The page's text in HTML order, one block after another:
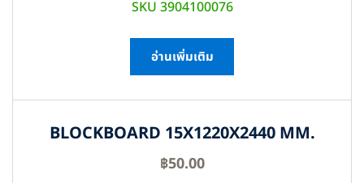
SKU 3904100076
อ่านเพิ่มเติม
BLOCKBOARD 15X1220X2440 MM.
฿50.00